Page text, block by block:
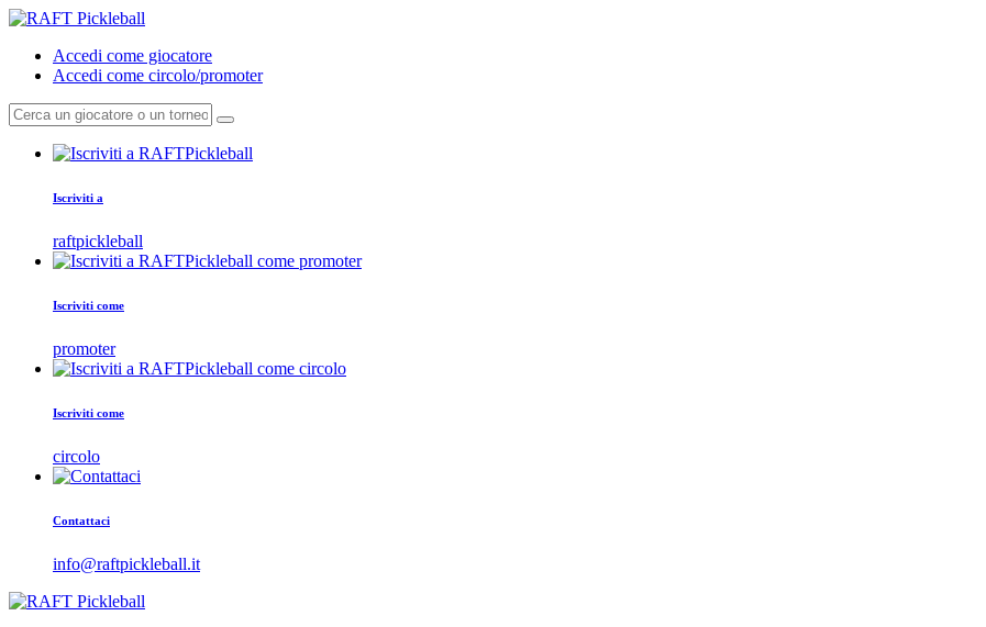
Accedi come giocatore
Accedi come circolo/promoter
Iscriviti a
raftpickleball
Iscriviti come
promoter
Iscriviti come
circolo
Contattaci
info@raftpickleball.it